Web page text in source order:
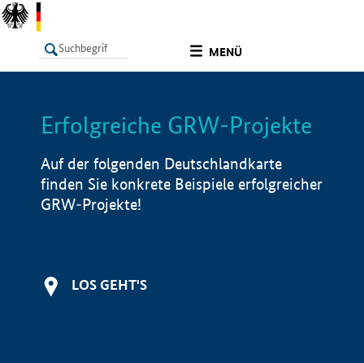
MENÜ
LISTE Info
Erfolgreiche GRW-Projekte
Auf der folgenden Deutschlandkarte
finden Sie konkrete Beispiele erfolgreicher
GRW-Projekte!
LOS GEHT'S